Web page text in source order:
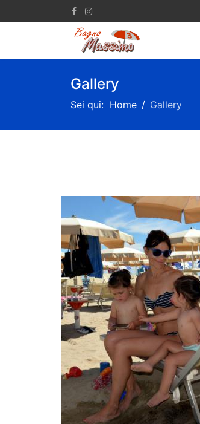
Gallery
Sei qui: Home Gallery